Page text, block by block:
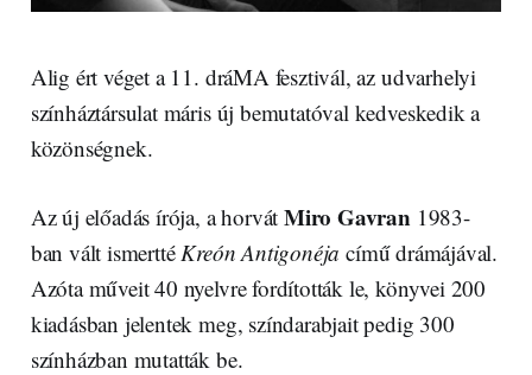
Alig ért véget a 11. dráMA fesztivál, az udvarhelyi
színháztársulat máris új bemutatóval kedveskedik a
közönségnek.
Az új előadás írója, a horvátMiro Gavran 1983-
ban vált ismertté Kreón Antigonéja című drámájával.
Azóta műveit 40 nyelvre fordították le, könyvei 200
kiadásban jelentek meg, színdarabjait pedig 300
színházban mutatták be.